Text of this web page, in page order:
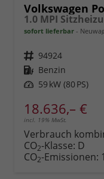
Volkswagen
sofort lieferbar
Fahrzeugnr. 94924
Kraftstoff Benzin
Leistung 59 kW (80 PS)
18.636,– €
incl. 19% MwSt.
Verbrauch
CO2-Klasse: D
CO2-Emissionen: